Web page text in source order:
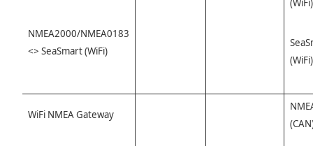
NMEA2000/NMEA0183
<> SeaSmart (WiFi)
(WiFi)
(WiFi)
WiFi NMEA Gateway